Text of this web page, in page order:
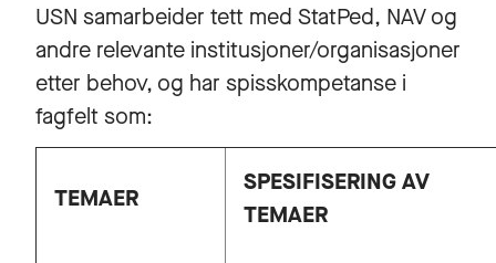
USN samarbeider tett med StatPed, NAV og
andre relevante institusjoner/organisasjoner
etter behov, og har spisskompetanse i
fagfelt som:
TEMAER
SPESIFISERING AV
TEMAER